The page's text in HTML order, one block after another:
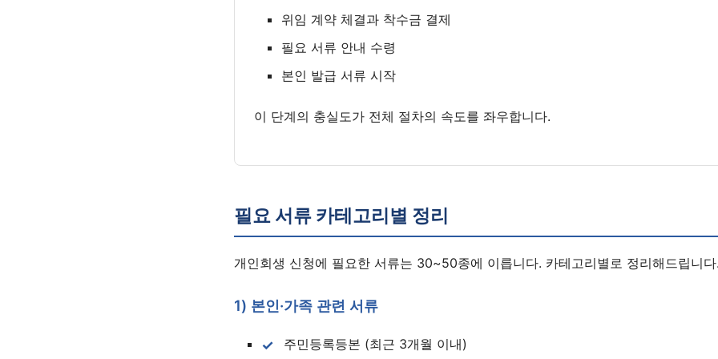
위임 계약 체결과 착수금 결제
필요 서류 안내 수령
본인 발급 서류 시작
이 단계의 충실도가 전체 절차의 속도를 좌우합니다.
필요 서류 카테고리별 정리
개인회생 신청에 필요한 서류는 30~50종에 이릅니다. 카테고리별로 정리해드립니
1) 본인·가족 관련 서류
주민등록등본 (최근 3개월 이내)